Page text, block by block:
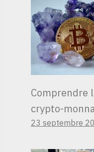
Comprendre
crypto-
23 septembre